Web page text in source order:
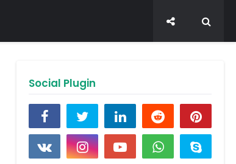
Social Plugin